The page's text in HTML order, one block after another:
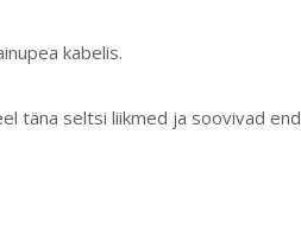
kabelis.
täna seltsi liikmed ja soovivad end